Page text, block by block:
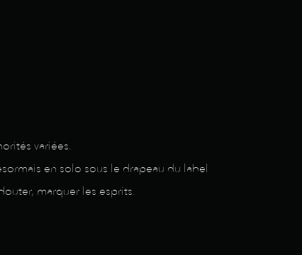
variées.
en solo sous le drapeau du label
marquer les esprits.